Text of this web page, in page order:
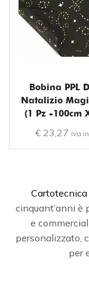
Bobina PPL
Natalizio
(1 Pz -100cm
€ 23,27 iva
Cartotecnica
cinquant’anni è
e
personalizzato,
per